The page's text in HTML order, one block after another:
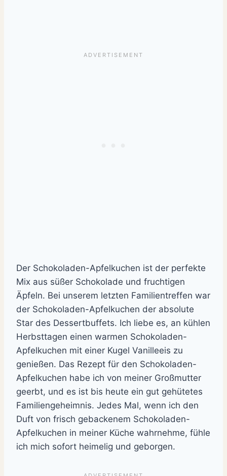
Der Schokoladen-Apfelkuchen ist der perfekte
Mix aus süßer Schokolade und fruchtigen
Äpfeln. Bei unserem letzten Familientreffen war
der Schokoladen-Apfelkuchen der absolute
Star des Dessertbuffets. Ich liebe es, an kühlen
Herbsttagen einen warmen Schokoladen-
Apfelkuchen mit einer Kugel Vanilleeis zu
genießen. Das Rezept für den Schokoladen-
Apfelkuchen habe ich von meiner Großmutter
geerbt, und es ist bis heute ein gut gehütetes
Familiengeheimnis. Jedes Mal, wenn ich den
Duft von frisch gebackenem Schokoladen-
Apfelkuchen in meiner Küche wahrnehme, fühle
ich mich sofort heimelig und geborgen.